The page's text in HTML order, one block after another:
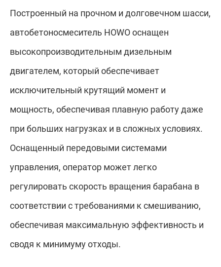
Построенный на прочном и долговечном шасси,
автобетоносмеситель HOWO оснащен
высокопроизводительным дизельным
двигателем, который обеспечивает
исключительный крутящий момент и
мощность, обеспечивая плавную работу даже
при больших нагрузках и в сложных условиях.
Оснащенный передовыми системами
управления, оператор может легко
регулировать скорость вращения барабана в
соответствии с требованиями к смешиванию,
обеспечивая максимальную эффективность и
сводя к минимуму отходы.